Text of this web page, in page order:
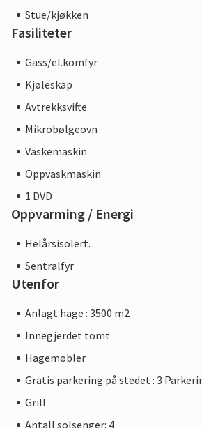
Stue/kjøkken
Fasiliteter
Gass/el.komfyr
Kjøleskap
Avtrekksvifte
Mikrobølgeovn
Vaskemaskin
Oppvaskmaskin
1 DVD
Oppvarming / Energi
Helårsisolert.
Sentralfyr
Utenfor
Anlagt hage : 3500 m2
Innegjerdet tomt
Hagemøbler
Gratis parkering på stedet : 3
Grill
Antall solsenger: 4